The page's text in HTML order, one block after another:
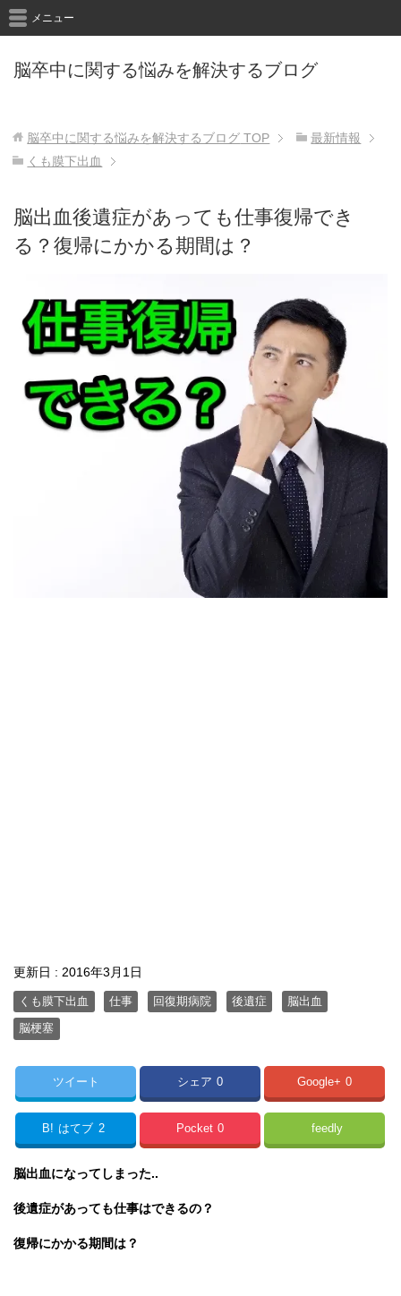
脳卒中に関する悩みを解決するブログ
メニュー
脳卒中に関する悩みを解決するブログ TOP
最新情報
くも膜下出血
脳出血後遺症があっても仕事復帰でき
る？復帰にかかる期間は？
更新日 : 2016年3月1日
くも膜下出血 仕事 回復期病院 後遺症 脳出血
脳梗塞
ツイート シェア 0 Google+ 0
B! はてブ 2 Pocket 0 feedly
脳出血になってしまった..
後遺症があっても仕事はできるの？
復帰にかかる期間は？